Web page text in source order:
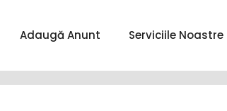
Adaugă Anunt Serviciile Noastre